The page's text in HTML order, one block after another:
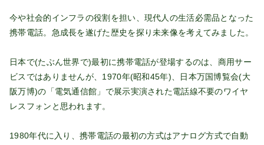
今や社会的インフラの役割を担い、現代人の生活必需品となった
携帯電話。急成長を遂げた歴史を探り未来像を考えてみました。
日本で(たぶん世界で)最初に携帯電話が登場するのは、商用サー
ビスではありませんが、1970年(昭和45年)、日本万国博覧会(大
阪万博)の「電気通信館」で展示実演された電話線不要のワイヤ
レスフォンと思われます。
1980年代に入り、携帯電話の最初の方式はアナログ方式で自動